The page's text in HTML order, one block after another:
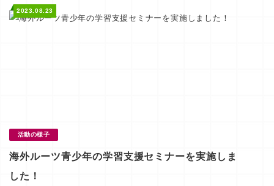
2023.08.23
活動の様子
海外ルーツ青少年の学習支援セミナーを実施しま
した！